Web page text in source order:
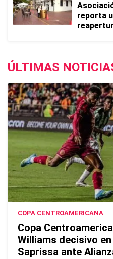
reporta
ÚLTIMAS
COPA CENTROAMERICANA
Copa
Williams decisivo
Saprissa ante